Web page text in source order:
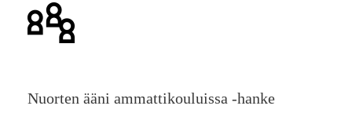
Nuorten ääni ammattikouluissa -hanke